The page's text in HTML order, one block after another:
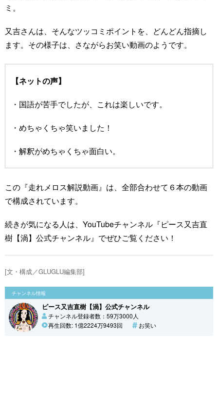
ミ。
又吉さんは、そんなツッコミポイントを、どんどん指摘し
ます。その様子は、さながらお笑い動画のようです。
【ネットの声】
・国語が苦手でしたが、これは楽しいです。
・めちゃくちゃ笑いました！
・解釈がめちゃくちゃ面白い。
この『走れメロス解説動画』は、全部合わせて６本の動画
で構成されています。
続きが気になる人は、YouTubeチャンネル『ピース又吉直
樹【渦】公式チャンネル』でぜひご覧ください！
[文・構成／GLUGLU編集部]
チャンネル情報
ピース又吉直樹【渦】公式チャンネル
チャンネル登録者数：59万3000人
再生回数: 1億2224万9493回
お笑い